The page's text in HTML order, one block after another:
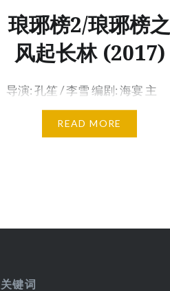
琅琊榜2/琅琊榜之
风起长林 (2017)
导演: 孔笙 / 李雪 编剧: 海宴 主
演: 黄晓明&nbs…
READ MORE
关键词